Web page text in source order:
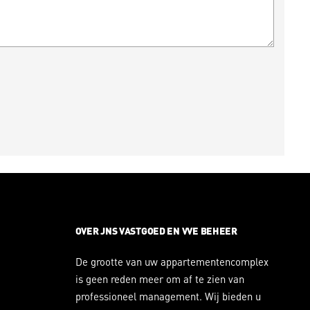
OVER JNS VASTGOED EN VVE BEHEER
De grootte van uw appartementencomplex
is geen reden meer om af te zien van
professioneel management. Wij bieden u